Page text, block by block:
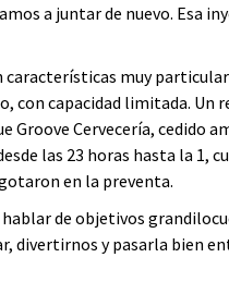
a juntar de nuevo. Esa
muy
con capacidad limitada. Un
Groove Cervecería, cedido
las 23 horas hasta la 1,
en la preventa.
de objetivos
divertirnos y pasarla bien